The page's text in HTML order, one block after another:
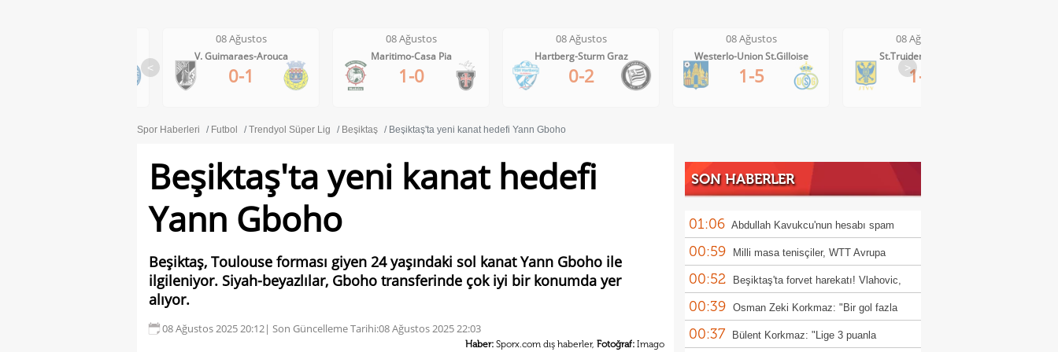
<
08 Ağustos
Maritimo-Casa Pia
1-0
08 Ağustos
Hartberg-Sturm Graz
0-2
08 Ağustos
Westerlo-Union St.Gilloise
1-5
08 Ağustos
St.Truiden-Lommel
1-1
08 Ağustos
Standard Liege-Cercle Brugge
2-2
>
Spor Haberleri Futbol Trendyol Süper Lig Beşiktaş Beşiktaş'ta yeni kanat hedefi Yann Gboho
Beşiktaş'ta yeni kanat hedefi
Yann Gboho
Beşiktaş, Toulouse forması giyen 24 yaşındaki sol kanat Yann Gboho ile
ilgileniyor. Siyah-beyazlılar, Gboho transferinde çok iyi bir konumda yer
alıyor.
08 Ağustos 2025 20:12| Son Güncelleme Tarihi:08 Ağustos 2025 22:03
Haber: Sporx.com dış haberler, Fotoğraf: Imago
SON HABERLER
01:06 Abdullah Kavukcu'nun hesabı spam
saldırısına uğradı!
00:59 Milli masa tenisçiler, WTT Avrupa
Smash'e ilk turda veda etti
00:52 Beşiktaş'ta forvet harekatı! Vlahovic,
Jesus ve David
00:39 Osman Zeki Korkmaz: "Bir gol fazla
yedik"
00:37 Bülent Korkmaz: "Lige 3 puanla